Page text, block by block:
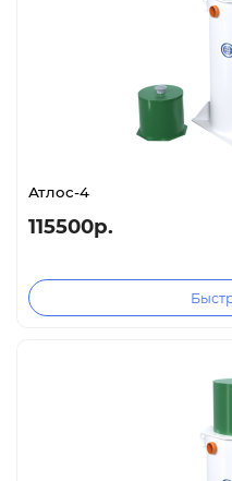
Атлос-4
115500р.